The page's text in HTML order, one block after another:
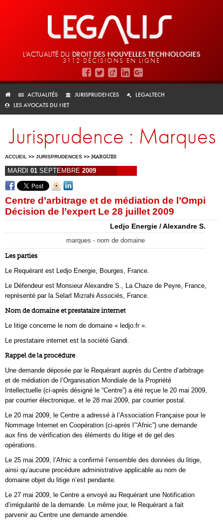
L'ACTUALITÉ DU DROIT DES NOUVELLES TECHNOLOGIES
3112 DÉCISIONS EN LIGNE
ACTUALITÉS JURISPRUDENCES
LEGALTECH
LES AVOCATS DU NET
Jurisprudence : Marques
ACCUEIL >> JURISPRUDENCES >> MARQUES
MARDI 01 SEPTEMBRE 2009
Centre d’arbitrage et de médiation de l’Ompi
Décision de l’expert Le 28 juillet 2009
Ledjo Energie / Alexandre S.
marques - nom de domaine
Les parties
Le Requérant est Ledjo Energie, Bourges, France.
Le Défendeur est Monsieur Alexandre S., La Chaze de Peyre, France,
représenté par la Selarl Mizrahi Associés, France.
Nom de domaine et prestataire internet
Le litige concerne le nom de domaine « ledjo.fr ».
Le prestataire internet est la société Gandi.
Rappel de la procédure
Une demande déposée par le Requérant auprès du Centre d’arbitrage
et de médiation de l’Organisation Mondiale de la Propriété
Intellectuelle (ci-après désigné le “Centre”) a été reçue le 20 mai 2009,
par courrier électronique, et le 28 mai 2009, par courrier postal.
Le 20 mai 2009, le Centre a adressé à l’Association Française pour le
Nommage Internet en Coopération (ci-après l’“Afnic”) une demande
aux fins de vérification des éléments du litige et de gel des
opérations.
Le 25 mai 2009, l’Afnic a confirmé l’ensemble des données du litige,
ainsi qu’aucune procédure administrative applicable au nom de
domaine objet du litige n’est pendante.
Le 27 mai 2009, le Centre a envoyé au Requérant une Notification
d’irrégularité de la demande. Le même jour, le Requérant a fait
parvenir au Centre une demande amendée.